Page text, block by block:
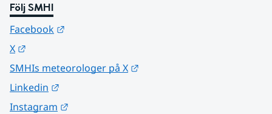
Följ SMHI
Facebook
X
SMHIs meteorologer på X
Linkedin
Instagram